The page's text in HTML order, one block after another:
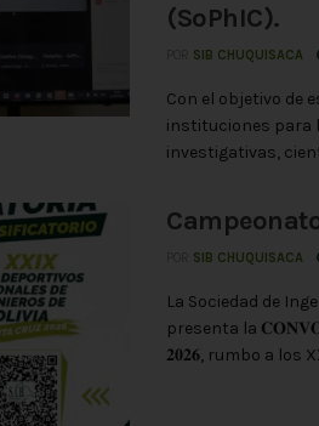
(SoPhIC).
SIB CHUQUISACA
Con el objetivo de
instituciones para
investigativas,
SIB CHUQUISACA
La Sociedad de
presenta la
𝟐𝟎𝟐𝟔, rumbo a los